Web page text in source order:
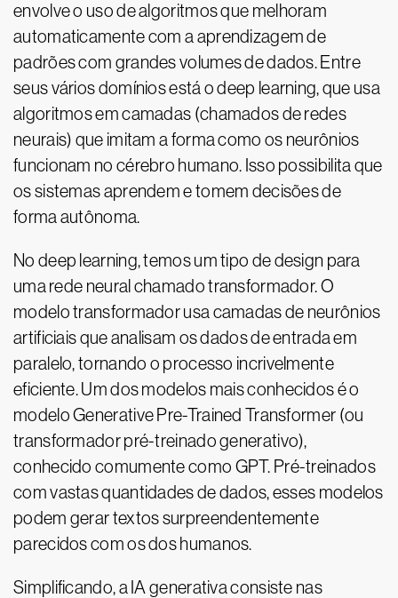
envolve o uso de algoritmos que melhoram
automaticamente com a aprendizagem de
padrões com grandes volumes de dados. Entre
seus vários domínios está o deep learning, que usa
algoritmos em camadas (chamados de redes
neurais) que imitam a forma como os neurônios
funcionam no cérebro humano. Isso possibilita que
os sistemas aprendem e tomem decisões de
forma autônoma.
No deep learning, temos um tipo de design para
uma rede neural chamado transformador. O
modelo transformador usa camadas de neurônios
artificiais que analisam os dados de entrada em
paralelo, tornando o processo incrivelmente
eficiente. Um dos modelos mais conhecidos é o
modelo Generative Pre-Trained Transformer (ou
transformador pré-treinado generativo),
conhecido comumente como GPT. Pré-treinados
com vastas quantidades de dados, esses modelos
podem gerar textos surpreendentemente
parecidos com os dos humanos.
Simplificando, a IA generativa consiste nas